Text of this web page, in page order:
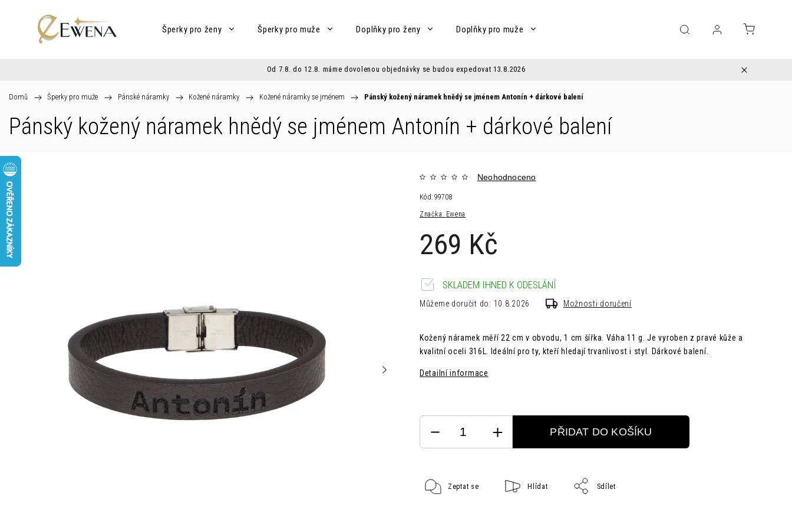
Šperky pro ženy Šperky pro muže Doplňky pro ženy Doplňky pro muže Výprodej Bižuterie
Od 7.8. do 12.8. máme dovolenou objednávky se budou expedovat 13.8.2026
Domů / Šperky pro muže / Pánské náramky / Kožené náramky / Kožené náramky se jménem / Pánský kožený náramek hnědý se jménem Antonín + dárkové balení
Pánský kožený náramek hnědý se jménem Antonín + dárkové balení
Značka: Ewena
Neohodnoceno
269 Kč
Kód: 99708
Kožený náramek měří 22 cm v obvodu, 1 cm šířka. Váha 11 g. Je vyroben z pravé kůže a
kvalitní oceli 316L. Ideální pro ty, kteří hledají trvanlivost i styl. Dárkové balení.
Detailní informace
SKLADEM IHNED K ODESLÁNÍ
Můžeme doručit do: 10.8.2026 Možnosti doručení
PŘIDAT DO KOŠÍKU
Zeptat se Hlídat Sdílet